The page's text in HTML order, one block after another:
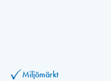
Miljömärkt